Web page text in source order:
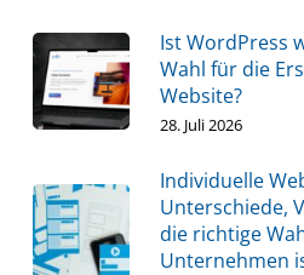
Ist WordPress
Wahl für die
Website?
28. Juli 2026
Individuelle
Unterschiede,
die richtige
Unternehmen